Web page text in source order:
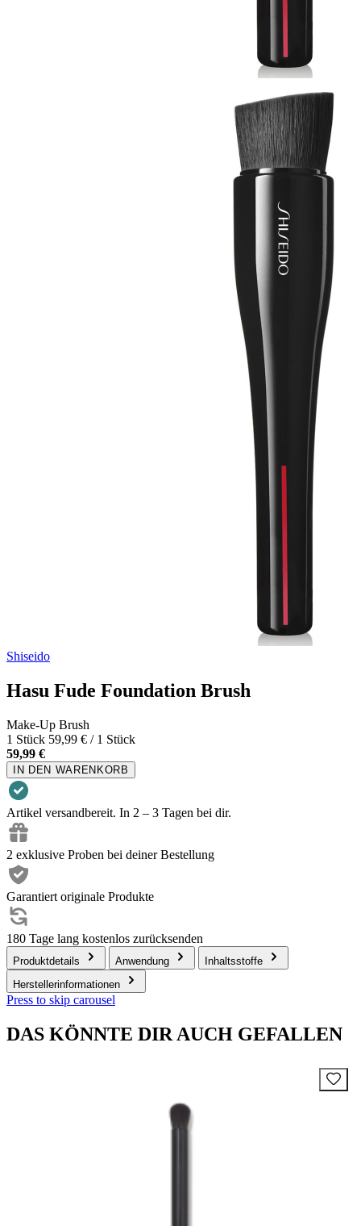
Shiseido
Hasu Fude Foundation Brush
Make-Up Brush
1 Stück 59,99 € / 1 Stück
59,99 €
IN DEN WARENKORB
Artikel versandbereit. In 2 – 3 Tagen bei dir.
2 exklusive Proben bei deiner Bestellung
Garantiert originale Produkte
180 Tage lang kostenlos zurücksenden
Produktdetails Anwendung
Inhaltsstoffe
Herstellerinformationen
Press to skip carousel
DAS KÖNNTE DIR AUCH GEFALLEN